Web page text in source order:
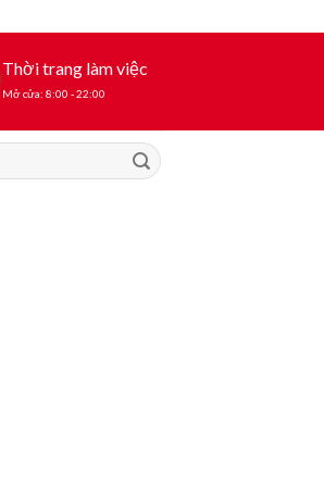
Thời trang làm việc
Mở cửa: 8:00 - 22:00